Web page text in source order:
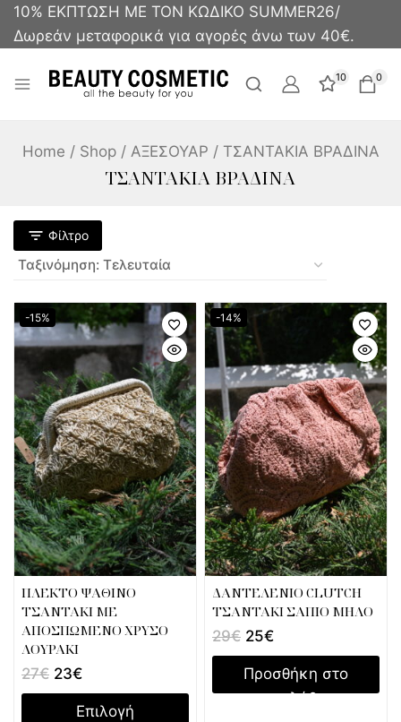
10% ΕΚΠΤΩΣΗ ΜΕ ΤΟΝ ΚΩΔΙΚΟ SUMMER26/
Δωρεάν μεταφορικά για αγορές άνω των 40€.
10 0
Home / Shop / ΑΞΕΣΟΥΑΡ / ΤΣΑΝΤΑΚΙΑ ΒΡΑΔΙΝΑ
ΤΣΑΝΤΑΚΙΑ ΒΡΑΔΙΝΑ
Φίλτρο
-15%
ΠΛΕΚΤΟ ΨΑΘΙΝΟ
ΤΣΑΝΤΑΚΙ ΜΕ
ΑΠΟΣΠΩΜΕΝΟ ΧΡΥΣΟ
ΛΟΥΡΑΚΙ
27€ 23€
Επιλογή
-14%
ΔΑΝΤΕΛΕΝΙΟ CLUTCH
ΤΣΑΝΤΑΚΙ ΣΑΠΙΟ ΜΗΛΟ
29€ 25€
Προσθήκη στο
καλάθι